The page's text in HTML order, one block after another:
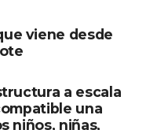
viene desde
a escala
una
niños, niñas,